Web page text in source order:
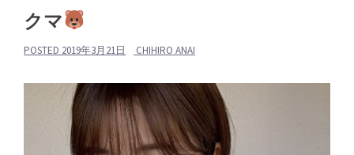
クマ
POSTED 2019年3月21日 CHIHIRO ANAI